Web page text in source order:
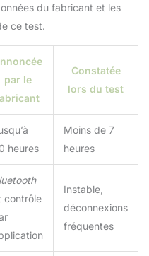
du fabricant et les
ce test.
par le
Constatée
lors du test
heures
Moins de 7
heures
contrôle
Instable,
déconnexions
fréquentes